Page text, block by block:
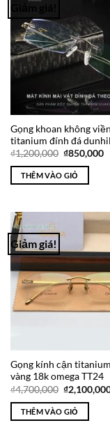
Gọng khoan không viền
titanium đính đá
₫1,200,000 Giá
là:
₫1,200,000.
₫850,000
THÊM VÀO GIỎ
Giảm giá!
Gọng kính cận
vàng 18k omega TT24
₫4,700,000 Giá
gốc
là:
₫4,700,000.
₫
THÊM VÀO GIỎ